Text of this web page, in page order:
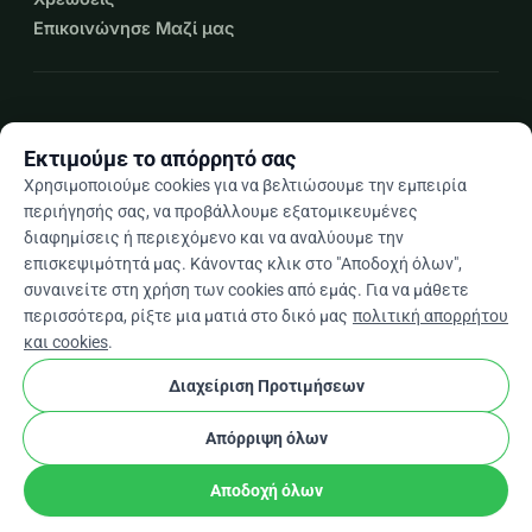
Επικοινώνησε Μαζί μας
Elarrow_drop_down
★★★★★4,9 / 5 βάσει 500+ κριτικών
© 2012–2026
Όροι και προϋποθέσειςcookieΡυθμίσεις Cookies
Κατασκευασμένο στην Ευρώπη
Επαληθευμένος Συνεργάτης
Εκτιμούμε το απόρρητό σας
Χρησιμοποιούμε cookies για να βελτιώσουμε την εμπειρία
περιήγησής σας, να προβάλλουμε εξατομικευμένες
διαφημίσεις ή περιεχόμενο και να αναλύουμε την
επισκεψιμότητά μας. Κάνοντας κλικ στο "Αποδοχή όλων",
συναινείτε στη χρήση των cookies από εμάς. Για να μάθετε
περισσότερα, ρίξτε μια ματιά στο δικό μας πολιτική απορρήτου
και cookies.
Διαχείριση Προτιμήσεων
Απόρριψη όλων
Αποδοχή όλων